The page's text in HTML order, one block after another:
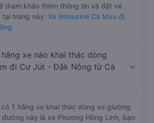
tham khảo thêm thông tin và đặt vé
tại trang này: Xe limousine Cà Mau đi
xe nào khai thác dòng
đi Cư Jút - Đắk Nông từ Cà
có 1 hãng xe khai thác dòng xe giường
này là xe Phương Hồng Linh, bạn